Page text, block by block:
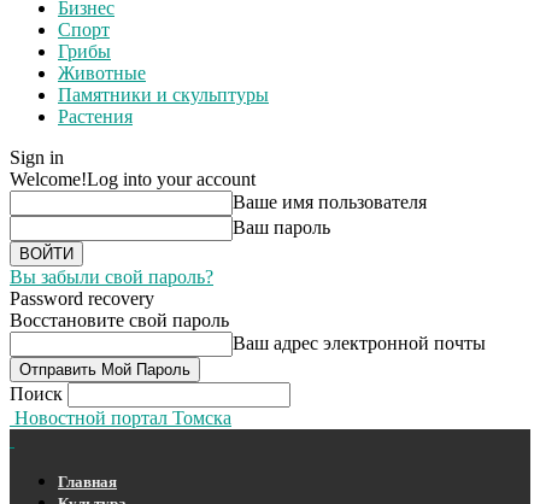
Бизнес
Спорт
Грибы
Животные
Памятники и скульптуры
Растения
Sign in
Welcome!Log into your account
Ваше имя пользователя
Ваш пароль
Вы забыли свой пароль?
Password recovery
Восстановите свой пароль
Ваш адрес электронной почты
Поиск
Новостной портал Томска
Главная